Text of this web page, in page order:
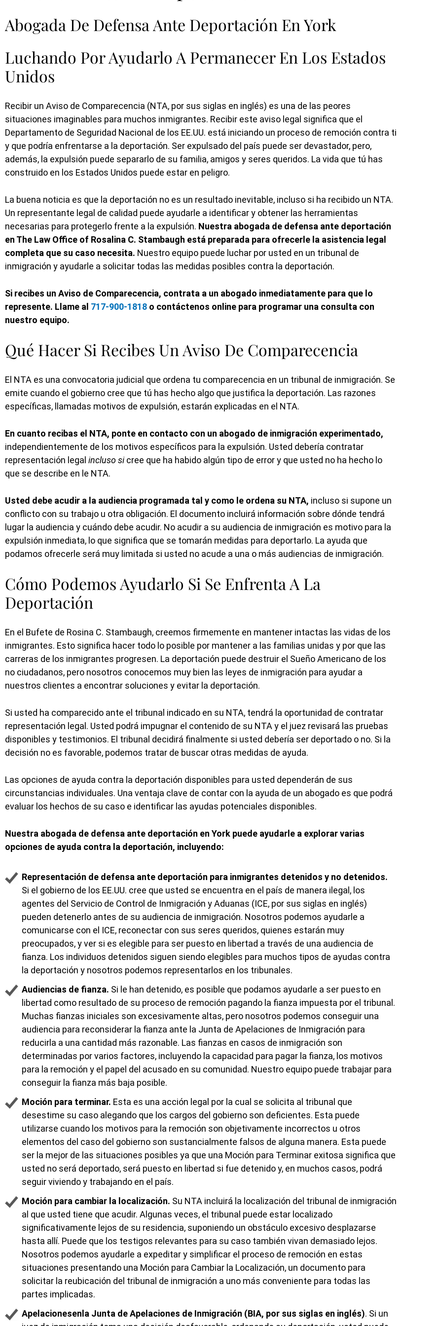
Abogada De Defensa Ante Deportación En York
Luchando Por Ayudarlo A Permanecer En Los Estados
Unidos
Recibir un Aviso de Comparecencia (NTA, por sus siglas en inglés) es una de las peores
situaciones imaginables para muchos inmigrantes. Recibir este aviso legal significa que el
Departamento de Seguridad Nacional de los EE.UU. está iniciando un proceso de remoción contra ti
y que podría enfrentarse a la deportación. Ser expulsado del país puede ser devastador, pero,
además, la expulsión puede separarlo de su familia, amigos y seres queridos. La vida que tú has
construido en los Estados Unidos puede estar en peligro.
La buena noticia es que la deportación no es un resultado inevitable, incluso si ha recibido un NTA.
Un representante legal de calidad puede ayudarle a identificar y obtener las herramientas
necesarias para protegerlo frente a la expulsión. Nuestra abogada de defensa ante deportación
en The Law Office of Rosalina C. Stambaugh está preparada para ofrecerle la asistencia legal
completa que su caso necesita. Nuestro equipo puede luchar por usted en un tribunal de
inmigración y ayudarle a solicitar todas las medidas posibles contra la deportación.
Si recibes un Aviso de Comparecencia, contrata a un abogado inmediatamente para que lo
represente. Llame al 717-900-1818 o contáctenos online para programar una consulta con
nuestro equipo.
Qué Hacer Si Recibes Un Aviso De Comparecencia
El NTA es una convocatoria judicial que ordena tu comparecencia en un tribunal de inmigración. Se
emite cuando el gobierno cree que tú has hecho algo que justifica la deportación. Las razones
específicas, llamadas motivos de expulsión, estarán explicadas en el NTA.
En cuanto recibas el NTA, ponte en contacto con un abogado de inmigración experimentado,
independientemente de los motivos específicos para la expulsión. Usted debería contratar
representación legal incluso sicree que ha habido algún tipo de error y que usted no ha hecho lo
que se describe en le NTA.
Usted debe acudir a la audiencia programada tal y como le ordena su NTA, incluso si supone un
conflicto con su trabajo u otra obligación. El documento incluirá información sobre dónde tendrá
lugar la audiencia y cuándo debe acudir. No acudir a su audiencia de inmigración es motivo para la
expulsión inmediata, lo que significa que se tomarán medidas para deportarlo. La ayuda que
podamos ofrecerle será muy limitada si usted no acude a una o más audiencias de inmigración.
Cómo Podemos Ayudarlo Si Se Enfrenta A La
Deportación
En el Bufete de Rosina C. Stambaugh, creemos firmemente en mantener intactas las vidas de los
inmigrantes. Esto significa hacer todo lo posible por mantener a las familias unidas y por que las
carreras de los inmigrantes progresen. La deportación puede destruir el Sueño Americano de los
no ciudadanos, pero nosotros conocemos muy bien las leyes de inmigración para ayudar a
nuestros clientes a encontrar soluciones y evitar la deportación.
Si usted ha comparecido ante el tribunal indicado en su NTA, tendrá la oportunidad de contratar
representación legal. Usted podrá impugnar el contenido de su NTA y el juez revisará las pruebas
disponibles y testimonios. El tribunal decidirá finalmente si usted debería ser deportado o no. Si la
decisión no es favorable, podemos tratar de buscar otras medidas de ayuda.
Las opciones de ayuda contra la deportación disponibles para usted dependerán de sus
circunstancias individuales. Una ventaja clave de contar con la ayuda de un abogado es que podrá
evaluar los hechos de su caso e identificar las ayudas potenciales disponibles.
Nuestra abogada de defensa ante deportación en York puede ayudarle a explorar varias
opciones de ayuda contra la deportación, incluyendo:
Representación de defensa ante deportación para inmigrantes detenidos y no detenidos.
Si el gobierno de los EE.UU. cree que usted se encuentra en el país de manera ilegal, los
agentes del Servicio de Control de Inmigración y Aduanas (ICE, por sus siglas en inglés)
pueden detenerlo antes de su audiencia de inmigración. Nosotros podemos ayudarle a
comunicarse con el ICE, reconectar con sus seres queridos, quienes estarán muy
preocupados, y ver si es elegible para ser puesto en libertad a través de una audiencia de
fianza. Los individuos detenidos siguen siendo elegibles para muchos tipos de ayudas contra
la deportación y nosotros podemos representarlos en los tribunales.
Audiencias de fianza. Si le han detenido, es posible que podamos ayudarle a ser puesto en
libertad como resultado de su proceso de remoción pagando la fianza impuesta por el tribunal.
Muchas fianzas iniciales son excesivamente altas, pero nosotros podemos conseguir una
audiencia para reconsiderar la fianza ante la Junta de Apelaciones de Inmigración para
reducirla a una cantidad más razonable. Las fianzas en casos de inmigración son
determinadas por varios factores, incluyendo la capacidad para pagar la fianza, los motivos
para la remoción y el papel del acusado en su comunidad. Nuestro equipo puede trabajar para
conseguir la fianza más baja posible.
Moción para terminar. Esta es una acción legal por la cual se solicita al tribunal que
desestime su caso alegando que los cargos del gobierno son deficientes. Esta puede
utilizarse cuando los motivos para la remoción son objetivamente incorrectos u otros
elementos del caso del gobierno son sustancialmente falsos de alguna manera. Esta puede
ser la mejor de las situaciones posibles ya que una Moción para Terminar exitosa significa que
usted no será deportado, será puesto en libertad si fue detenido y, en muchos casos, podrá
seguir viviendo y trabajando en el país.
Moción para cambiar la localización. Su NTA incluirá la localización del tribunal de inmigración
al que usted tiene que acudir. Algunas veces, el tribunal puede estar localizado
significativamente lejos de su residencia, suponiendo un obstáculo excesivo desplazarse
hasta allí. Puede que los testigos relevantes para su caso también vivan demasiado lejos.
Nosotros podemos ayudarle a expeditar y simplificar el proceso de remoción en estas
situaciones presentando una Moción para Cambiar la Localización, un documento para
solicitar la reubicación del tribunal de inmigración a uno más conveniente para todas las
partes implicadas.
Apelacionesen la Junta de Apelaciones de Inmigración (BIA, por sus siglas en inglés). Si un
Cariñosa, orientada a objetivos y
profesional.
Rosina me ayudó a obtener la tarjeta
verde en sólo cuatro meses. Fue muy
profesional en el tratamiento de mi
caso, lo que conduj(...)
LE
Está bien informada, es agresiva y
está al tanto de todo.
Rosina ha sido una bendición para mi
familia. Está bien informada, es
agresiva y está al tanto de todo. Mi
familia es(...)
AMANDA